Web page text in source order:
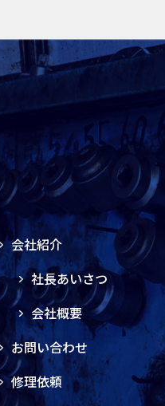
会社紹介
社長あいさつ
会社概要
お問い合わせ
修理依頼